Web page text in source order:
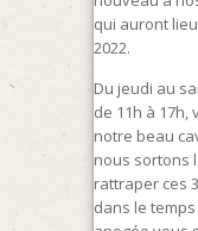
qui auront
2022.
Du jeudi au
de 11h à
notre beau
nous sortons
rattraper ces
dans le